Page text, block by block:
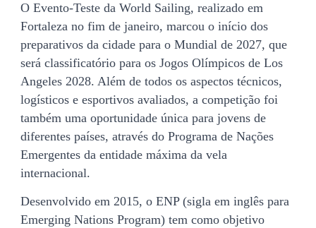
O Evento-Teste da World Sailing, realizado em
Fortaleza no fim de janeiro, marcou o início dos
preparativos da cidade para o Mundial de 2027, que
será classificatório para os Jogos Olímpicos de Los
Angeles 2028. Além de todos os aspectos técnicos,
logísticos e esportivos avaliados, a competição foi
também uma oportunidade única para jovens de
diferentes países, através do Programa de Nações
Emergentes da entidade máxima da vela
internacional.
Desenvolvido em 2015, o ENP (sigla em inglês para
Emerging Nations Program) tem como objetivo